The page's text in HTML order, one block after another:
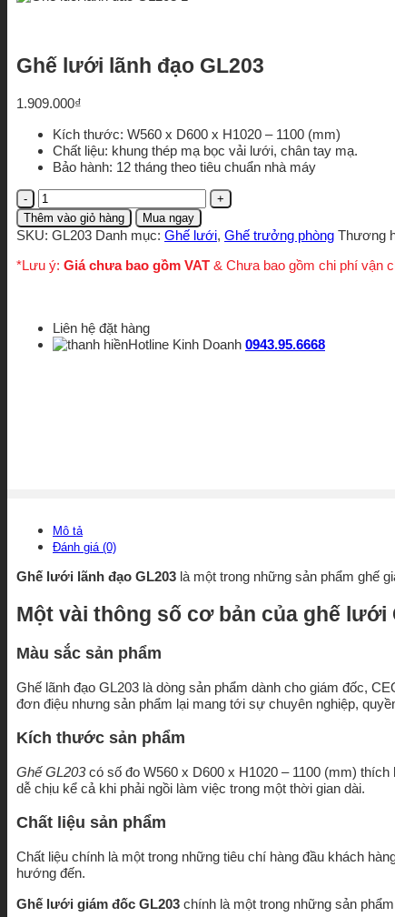
Ghế lưới lãnh đạo GL203
1.909.000₫
Kích thước: W560 x D600 x H1020 – 1100 (mm)
Chất liệu: khung thép mạ bọc vải lưới, chân tay mạ.
Bảo hành: 12 tháng theo tiêu chuẩn nhà máy
Ghế
lưới
lãnh
đạo
GL203
số
Thêm vào giỏ hàng Mua ngay
SKU: GL203 Danh mục: Ghế lưới, Ghế trưởng phòng Thương
*Lưu ý: Giá chưa bao gồm VAT & Chưa bao gồm chi phí vận
Liên hệ đặt hàng
Hotline Kinh Doanh 0943.95.6668
Mô tả
Đánh giá (0)
Ghế lưới lãnh đạo GL203 là một trong những sản phẩm ghế
Một vài thông số cơ bản của ghế lưới
Màu sắc sản phẩm
Ghế lãnh đạo GL203 là dòng sản phẩm dành cho giám đốc,
đơn điệu nhưng sản phẩm lại mang tới sự chuyên nghiệp,
Kích thước sản phẩm
Ghế GL203có số đo W560 x D600 x H1020 – 1100 (mm)
dễ chịu kể cả khi phải ngồi làm việc trong một thời gian dài.
Chất liệu sản phẩm
Chất liệu chính là một trong những tiêu chí hàng đầu khách
hướng đến.
Ghế lưới giám đốc GL203 chính là một trong những sản